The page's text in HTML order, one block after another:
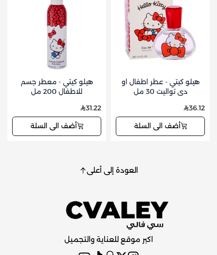
هيلو كيتي - عطر اطفال او
دي تواليت 30 مل
36.12
أضف الى السلة
هيلو كيتي - معطر جسم
للاطفال 200 مل
31.22
أضف الى السلة
العودة إلى أعلى
اكبر موقع للعناية والتجميل